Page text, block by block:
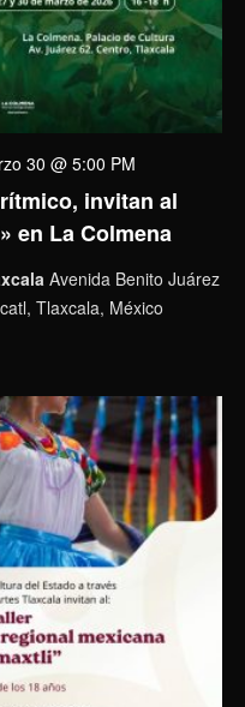
invitan al
en La Colmena
30 @ 5:00 PM
Avenida Benito Juárez
Tlaxcala, México